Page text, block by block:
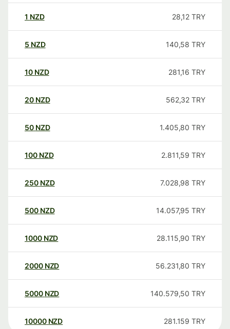
1 NZD 28,12 TRY
5 NZD 140,58 TRY
10 NZD 281,16 TRY
20 NZD 562,32 TRY
50 NZD 1.405,80 TRY
100 NZD 2.811,59 TRY
250 NZD 7.028,98 TRY
500 NZD 14.057,95 TRY
1000 NZD 28.115,90 TRY
2000 NZD 56.231,80 TRY
5000 NZD 140.579,50 TRY
10000 NZD 281.159 TRY